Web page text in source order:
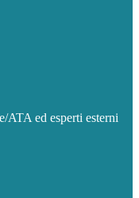
ATA ed esperti esterni